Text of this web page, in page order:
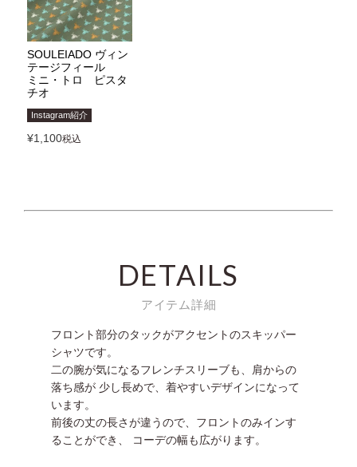
SOULEIADO ヴィン
テージフィール
ミニ・トロ ピスタ
チオ
Instagram紹介
¥1,100税込
DETAILS
アイテム詳細
フロント部分のタックがアクセントのスキッパー
シャツです。
二の腕が気になるフレンチスリーブも、肩からの
落ち感が 少し長めで、着やすいデザインになって
います。
前後の丈の長さが違うので、フロントのみインす
ることができ、 コーデの幅も広がります。